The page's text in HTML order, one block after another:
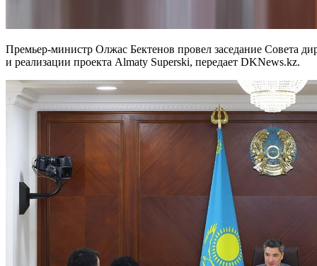
Премьер-министр Олжас Бектенов провел заседание Совета
и реализации проекта Almaty Superski, передает DKNews.kz.